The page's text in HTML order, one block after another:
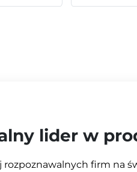
lider w
firm na